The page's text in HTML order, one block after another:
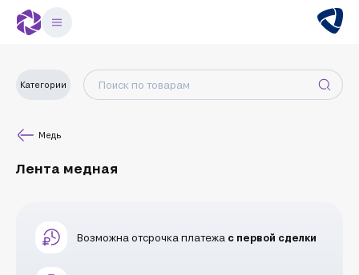
Категории
Медь
Лента медная
Возможна отсрочка платежа с первой сделки